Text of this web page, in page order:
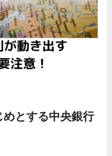
とする中央銀行